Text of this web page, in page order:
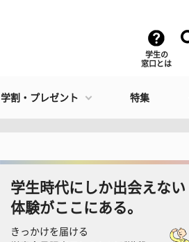
学生の
窓口とは
学割・プレゼント 特集
学生時代にしか出会えない
体験がここにある。
きっかけを届ける